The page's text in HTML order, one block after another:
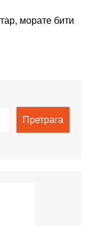
морате бити
Претрага